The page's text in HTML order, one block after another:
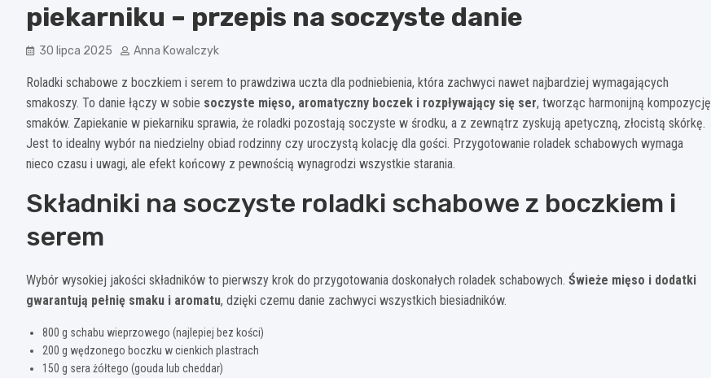
piekarniku – przepis na soczyste danie
30 lipca 2025 Anna Kowalczyk
Roladki schabowe z boczkiem i serem to prawdziwa uczta dla podniebienia, która zachwyci nawet najbardziej wymagających
smakoszy. To danie łączy w sobie soczyste mięso, aromatyczny boczek i rozpływający się ser, tworząc harmonijną kompozycję
smaków. Zapiekanie w piekarniku sprawia, że roladki pozostają soczyste w środku, a z zewnątrz zyskują apetyczną, złocistą skórkę.
Jest to idealny wybór na niedzielny obiad rodzinny czy uroczystą kolację dla gości. Przygotowanie roladek schabowych wymaga
nieco czasu i uwagi, ale efekt końcowy z pewnością wynagrodzi wszystkie starania.
Składniki na soczyste roladki schabowe z boczkiem i
serem
Wybór wysokiej jakości składników to pierwszy krok do przygotowania doskonałych roladek schabowych. Świeże mięso i dodatki
gwarantują pełnię smaku i aromatu, dzięki czemu danie zachwyci wszystkich biesiadników.
800 g schabu wieprzowego (najlepiej bez kości)
200 g wędzonego boczku w cienkich plastrach
150 g sera żółtego (gouda lub cheddar)